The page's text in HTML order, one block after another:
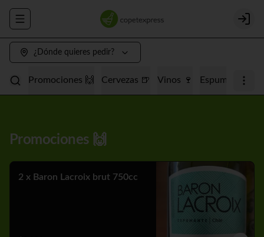
Abrir menu de navegación Login
¿Dónde quieres pedir?
Promociones 🙌 Cervezas 🍺 Vinos 🍷 Espumantes 🥂
Promociones 🙌
2 x Baron Lacroix brut 750cc